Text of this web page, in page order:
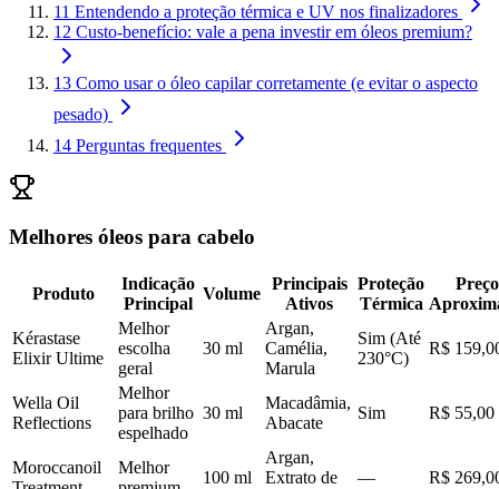
11 Entendendo a proteção térmica e UV nos finalizadores
12 Custo-benefício: vale a pena investir em óleos premium?
13 Como usar o óleo capilar corretamente (e evitar o aspecto
pesado)
14 Perguntas frequentes
Melhores óleos para cabelo
Produto
Indicação
Principal
Volume
Principais
Ativos
Proteção
Térmica
Preço
Kérastase
Elixir Ultime
Melhor
escolha
geral
30 ml
Argan,
Camélia,
Marula
Sim (Até
230°C)
R$
Wella Oil
Reflections
Melhor
para brilho
espelhado
30 ml
Macadâmia,
Abacate
Sim R$ 55,00
Moroccanoil
Melhor
100 ml
Argan,
Extrato de
— R$